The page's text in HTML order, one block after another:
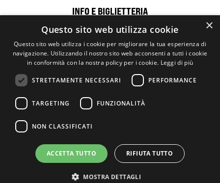
INFO E BIGLIETTERIA
Sponsor
×
Questo sito web utilizza cookie
Questo sito web utilizza i cookie per migliorare la tua esperienza di
navigazione. Utilizzando il nostro sito web acconsenti a tutti i cookie
in conformità con la nostra policy per i cookie. Leggi di più
STRETTAMENTE NECESSARI PERFORMANCE
TARGETING FUNZIONALITÀ
NON CLASSIFICATI
ACCETTA TUTTO RIFIUTA TUTTO
MOSTRA DETTAGLI